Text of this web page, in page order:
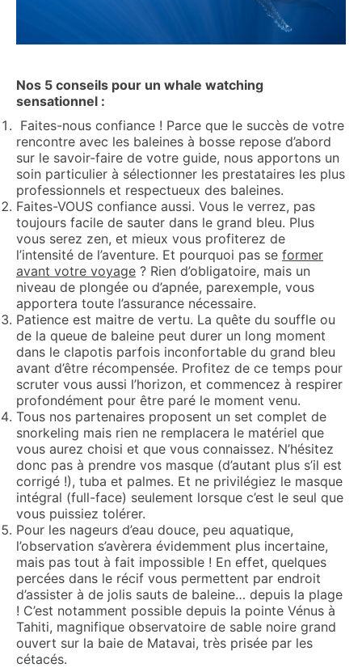
Nos 5 conseils pour un whale watching
sensationnel :
Faites-nous confiance ! Parce que le succès de votre
rencontre avec les baleines à bosse repose d’abord
sur le savoir-faire de votre guide, nous apportons un
soin particulier à sélectionner les prestataires les plus
professionnels et respectueux des baleines.
Faites-VOUS confiance aussi. Vous le verrez, pas
toujours facile de sauter dans le grand bleu. Plus
vous serez zen, et mieux vous profiterez de
l’intensité de l’aventure. Et pourquoi pas se former
avant votre voyage ? Rien d’obligatoire, mais un
niveau de plongée ou d’apnée, parexemple, vous
apportera toute l’assurance nécessaire.
Patience est maitre de vertu. La quête du souffle ou
de la queue de baleine peut durer un long moment
dans le clapotis parfois inconfortable du grand bleu
avant d’être récompensée. Profitez de ce temps pour
scruter vous aussi l’horizon, et commencez à respirer
profondément pour être paré le moment venu.
Tous nos partenaires proposent un set complet de
snorkeling mais rien ne remplacera le matériel que
vous aurez choisi et que vous connaissez. N’hésitez
donc pas à prendre vos masque (d’autant plus s’il est
corrigé !), tuba et palmes. Et ne privilégiez le masque
intégral (full-face) seulement lorsque c’est le seul que
vous puissiez tolérer.
Pour les nageurs d’eau douce, peu aquatique,
l’observation s’avèrera évidemment plus incertaine,
mais pas tout à fait impossible ! En effet, quelques
percées dans le récif vous permettent par endroit
d’assister à de jolis sauts de baleine… depuis la plage
! C’est notamment possible depuis la pointe Vénus à
Tahiti, magnifique observatoire de sable noire grand
ouvert sur la baie de Matavai, très prisée par les
cétacés.